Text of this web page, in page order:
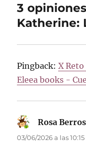
3
Katherine:
Pingback:X
Eleea books -
Rosa
03/06/2026 a las 10:15